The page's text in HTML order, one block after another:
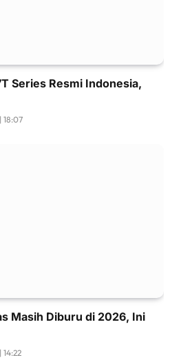
Series Resmi Indonesia,
18:07
Masih Diburu di 2026, Ini